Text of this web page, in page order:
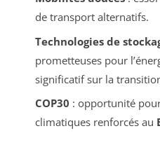
de transport alternatifs.
Technologies de
prometteuses pour
significatif sur la
COP30 : opportunité
climatiques renforcés au